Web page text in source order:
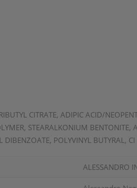
CITRATE, ADIPIC ACID/
STEARALKONIUM
POLYVINYL BUTYRAL,
ALESSANDRO